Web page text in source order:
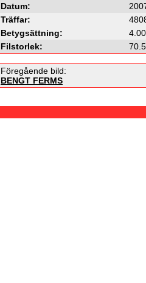
Datum:
Träffar:
Betygsättning:
Filstorlek:
Föregående bild:
BENGT FERMS